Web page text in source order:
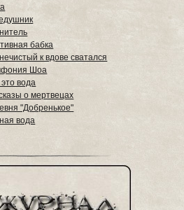
бабка
к вдове сватался
Шоа
вода
о мертвецах
"Добренькое"
вода